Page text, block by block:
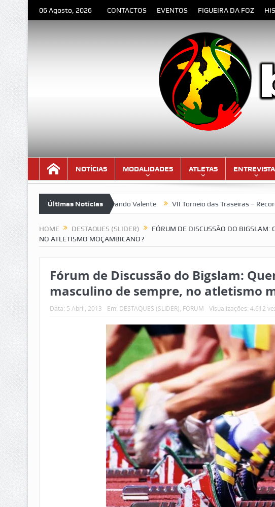
06 Agosto, 2026 CONTACTOS EVENTOS FIGUEIRA DA FOZ
NOTÍCIAS MODALIDADES ATLETAS
Últimas Notícias
– Poema de Orlando Valente VII Torneio das Traseiras – Recordando a
HOME DESTAQUES (SLIDER)
FÓRUM DE DISCUSSÃO DO BIGSLAM:
NO ATLETISMO MOÇAMBICANO?
Fórum de Discussão do Bigslam:
masculino de sempre, no atletismo
Data: 5 Abril, 2013 Em: DESTAQUES (SLIDER) FORUM Visualizações: 4.612